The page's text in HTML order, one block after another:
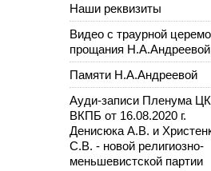
Наши реквизиты
Видео с траурной
прощания Н.А.Андреевой
Памяти Н.А.Андреевой
Ауди-записи Пленума ЦК
ВКПБ от 16.08.2020 г.
Денисюка А.В. и
С.В. - новой религиозно-
меньшевистской партии